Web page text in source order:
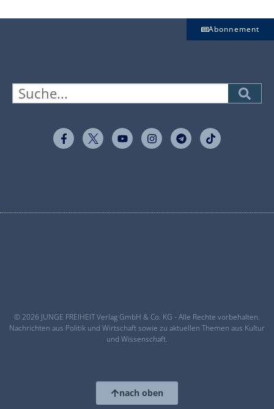
Abonnement
© 2026 JUNGE FREIHEIT Verlag GmbH & Co. KG - Alle Rechte vorbehalten.
Nachrichten aus Politik und Wirtschaft sowie zu aktuellen Themen aus Kultur
und Wissenschaft.
nach oben